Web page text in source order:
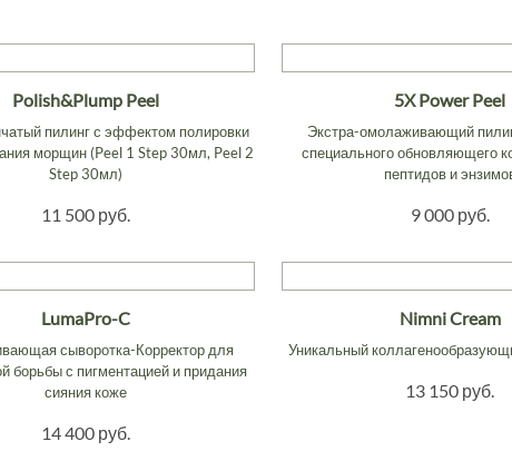
Polish&Plump Peel
пилинг с эффектом полировки
морщин (Peel 1 Step 30мл, Peel 2
Step 30мл)
11 500 руб.
5X Power Peel
Экстра-омолаживающий
специального обновляющего
пептидов и
9 000 руб.
LumaPro-C
сыворотка-Корректор для
борьбы с пигментацией и придания
сияния коже
14 400 руб.
Nimni Cream
Уникальный
13 150 руб.